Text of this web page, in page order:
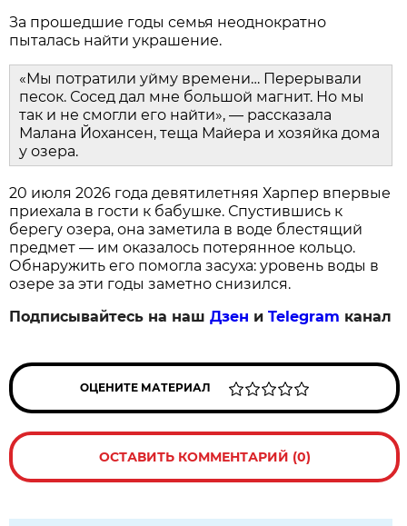
За прошедшие годы семья неоднократно
пыталась найти украшение.
«Мы потратили уйму времени… Перерывали
песок. Сосед дал мне большой магнит. Но мы
так и не смогли его найти», — рассказала
Малана Йохансен, теща Майера и хозяйка дома
у озера.
20 июля 2026 года девятилетняя Харпер впервые
приехала в гости к бабушке. Спустившись к
берегу озера, она заметила в воде блестящий
предмет — им оказалось потерянное кольцо.
Обнаружить его помогла засуха: уровень воды в
озере за эти годы заметно снизился.
Подписывайтесь на нашДзен иTelegram канал
ОЦЕНИТЕ МАТЕРИАЛ
ОСТАВИТЬ КОММЕНТАРИЙ (0)